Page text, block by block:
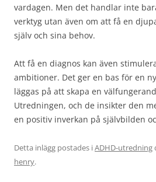
vardagen. Men det handlar inte
verktyg utan även om att få en
själv och sina behov.
Att få en diagnos kan även
ambitioner. Det ger en bas för en
läggas på att skapa en
Utredningen, och de insikter den
en positiv inverkan på självbilden
Detta inlägg postades iADHD-utredning
henry.